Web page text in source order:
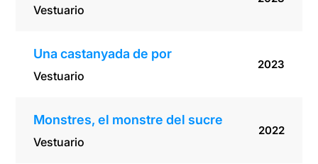
Vestuario
Una castanyada de por
Vestuario
2023
Monstres, el monstre del sucre
Vestuario
2022